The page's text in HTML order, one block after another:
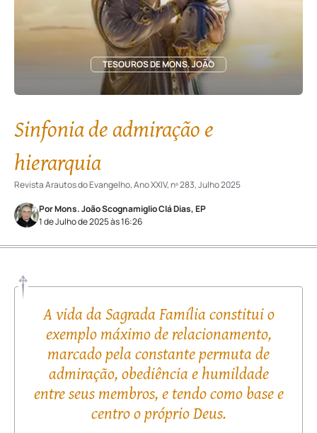
TESOUROS DE MONS. JOÃO
Sinfonia de admiração e
hierarquia
Revista Arautos do Evangelho, Ano XXIV, nº 283, Julho 2025
Por Mons. João Scognamiglio Clá Dias, EP
1 de Julho de 2025 às 16:26
A vida da Sagrada Família constitui o
exemplo máximo de relacionamento,
marcado pela constante permuta de
admiração, obediência e humildade
entre seus membros, e tendo como base e
centro o próprio Deus.